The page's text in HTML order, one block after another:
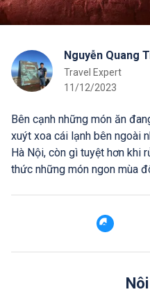
Nguyễn Quang
Travel Expert
11/12/2023
Bên cạnh những món ăn
xuýt xoa cái lạnh bên ngoài
Hà Nội, còn gì tuyệt hơn khi
thức những món ngon mùa